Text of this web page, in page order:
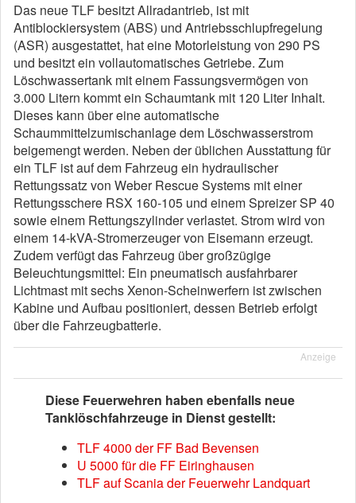
Das neue TLF besitzt Allradantrieb, ist mit
Antiblockiersystem (ABS) und Antriebsschlupfregelung
(ASR) ausgestattet, hat eine Motorleistung von 290 PS
und besitzt ein vollautomatisches Getriebe. Zum
Löschwassertank mit einem Fassungsvermögen von
3.000 Litern kommt ein Schaumtank mit 120 Liter Inhalt.
Dieses kann über eine automatische
Schaummittelzumischanlage dem Löschwasserstrom
beigemengt werden. Neben der üblichen Ausstattung für
ein TLF ist auf dem Fahrzeug ein hydraulischer
Rettungssatz von Weber Rescue Systems mit einer
Rettungsschere RSX 160-105 und einem Spreizer SP 40
sowie einem Rettungszylinder verlastet. Strom wird von
einem 14-kVA-Stromerzeuger von Eisemann erzeugt.
Zudem verfügt das Fahrzeug über großzügige
Beleuchtungsmittel: Ein pneumatisch ausfahrbarer
Lichtmast mit sechs Xenon-Scheinwerfern ist zwischen
Kabine und Aufbau positioniert, dessen Betrieb erfolgt
über die Fahrzeugbatterie.
Anzeige
Diese Feuerwehren haben ebenfalls neue
Tanklöschfahrzeuge in Dienst gestellt:
TLF 4000 der FF Bad Bevensen
U 5000 für die FF Eiringhausen
TLF auf Scania der Feuerwehr Landquart